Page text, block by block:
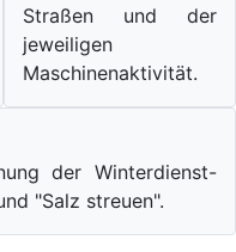
Straßen und der
jeweiligen
Maschinenaktivität.
der Winterdienst-
"Salz streuen".